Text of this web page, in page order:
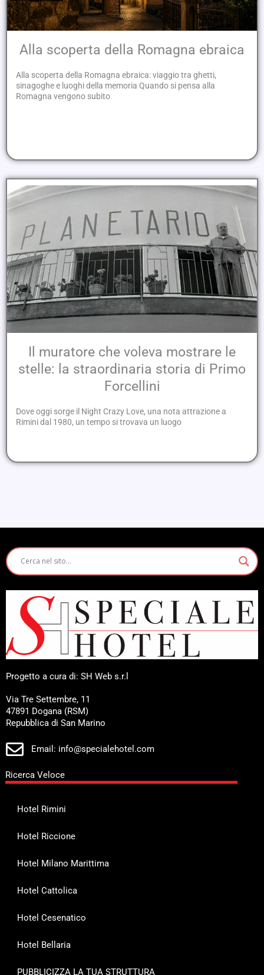
Alla scoperta della Romagna ebraica
Alla scoperta della Romagna ebraica: viaggio tra ghetti,
sinagoghe e luoghi della memoria Quando si pensa alla
Romagna vengono subito
Il muratore che voleva mostrare le
stelle: la straordinaria storia di Primo
Forcellini
Dove oggi sorge il Night Crazy Love, una nota attrazione a
Rimini dal 1980, un tempo si trovava un luogo
Progetto a cura di: SH Web s.r.l
Via Tre Settembre, 11
47891 Dogana (RSM)
Repubblica di San Marino
Email: info@specialehotel.com
Ricerca Veloce
Hotel Rimini
Hotel Riccione
Hotel Milano Marittima
Hotel Cattolica
Hotel Cesenatico
Hotel Bellaria
PUBBLICIZZA LA TUA STRUTTURA